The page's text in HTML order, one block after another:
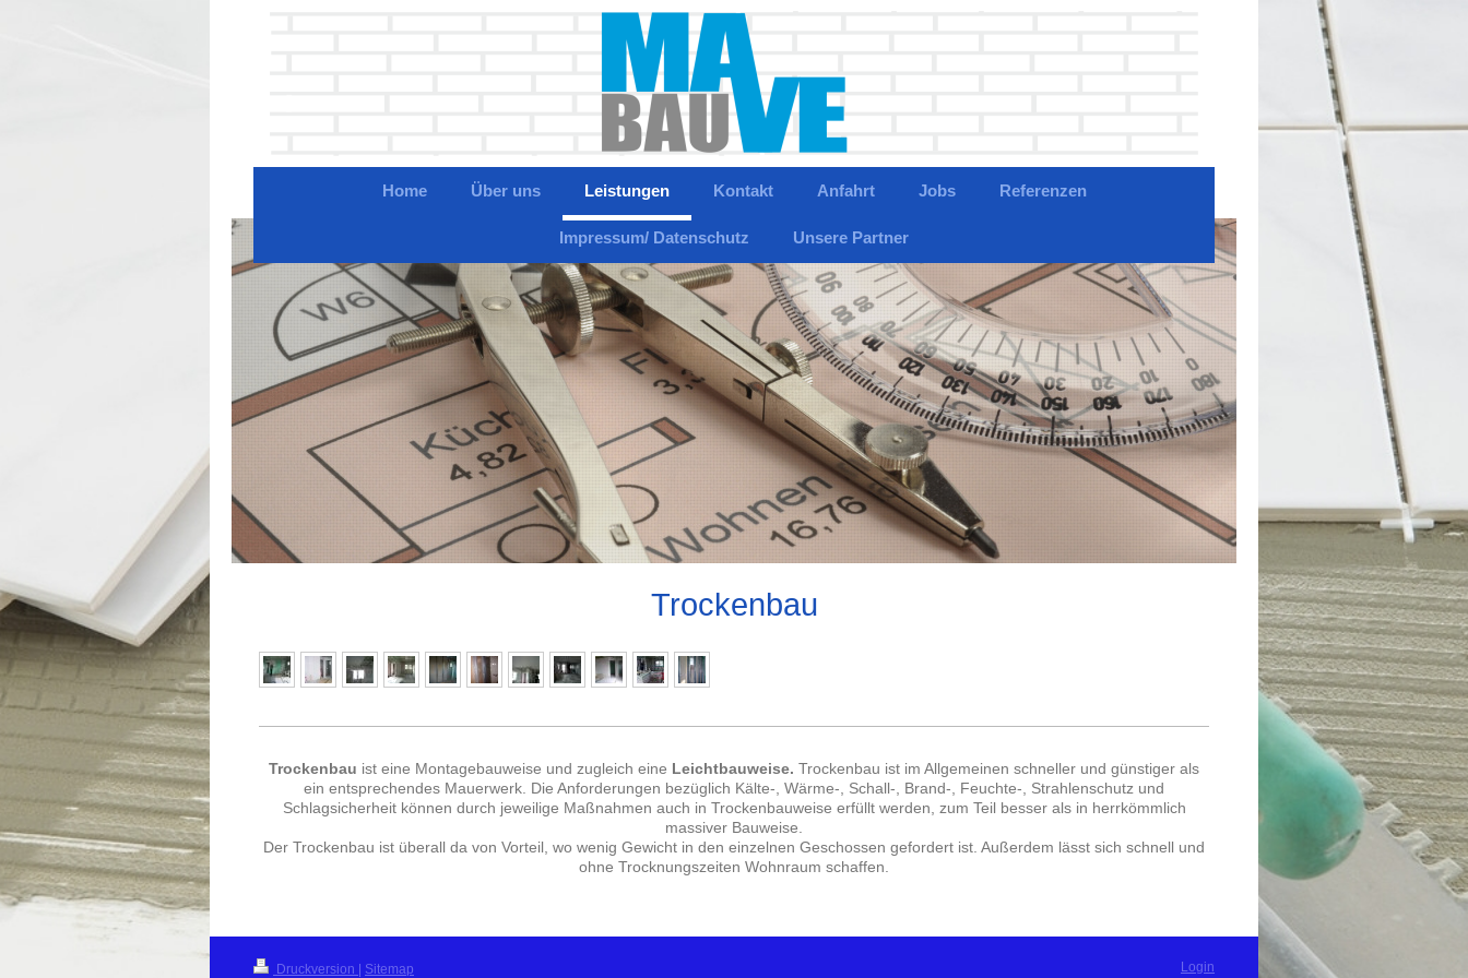
Home Über uns Leistungen Kontakt Anfahrt Jobs Referenzen
Impressum/ Datenschutz Unsere Partner
Trockenbau
Trockenbau ist eine Montagebauweise und zugleich eine Leichtbauweise. Trockenbau ist im Allgemeinen schneller und günstiger als
ein entsprechendes Mauerwerk. Die Anforderungen bezüglich Kälte-, Wärme-, Schall-, Brand-, Feuchte-, Strahlenschutz und
Schlagsicherheit können durch jeweilige Maßnahmen auch in Trockenbauweise erfüllt werden, zum Teil besser als in herrkömmlich
massiver Bauweise.
Der Trockenbau ist überall da von Vorteil, wo wenig Gewicht in den einzelnen Geschossen gefordert ist. Außerdem lässt sich schnell und
ohne Trocknungszeiten Wohnraum schaffen.
Druckversion | Sitemap Login